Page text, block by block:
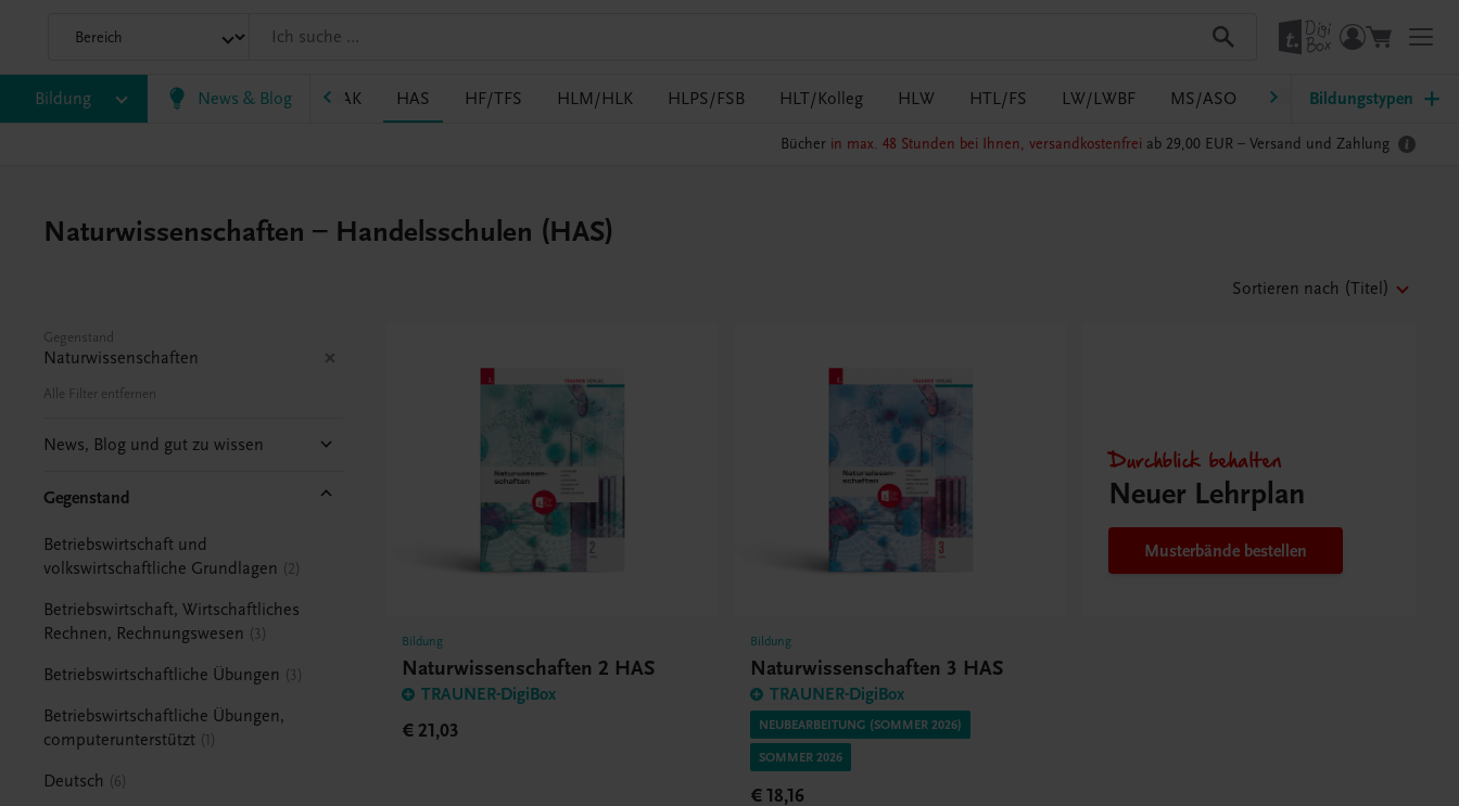
Bildung News & Blog
BRP BS EWF/ZWF FW HAK HAS HF/TFS HLM/HLK HLPS/FSB HLT/Kolleg HLW HTL/FS LW/LWBF MS/ASO Pflege PTS
Bildungstypen
Bücher in max. 48 Stunden bei Ihnen, versandkostenfrei ab 29,00 EUR – Versand und Zahlung
Naturwissenschaften – Handelsschulen (HAS)
Sortieren nach (Titel)
Gegenstand
Naturwissenschaften
Alle Filter entfernen
News, Blog und gut zu wissen
Gegenstand
Betriebswirtschaft und
volkswirtschaftliche Grundlagen
2
Betriebswirtschaft, Wirtschaftliches
Rechnen, Rechnungswesen
3
Betriebswirtschaftliche Übungen 3
Betriebswirtschaftliche Übungen,
computerunterstützt 1
Deutsch 6
Bildung
Naturwissenschaften 2 HAS
TRAUNER-DigiBox
€ 21,03
Bildung
Naturwissenschaften 3 HAS
TRAUNER-DigiBox
NEUBEARBEITUNG (SOMMER 2026)
SOMMER 2026
€ 18,16
Durchblick behalten
Neuer Lehrplan
Musterbände bestellen